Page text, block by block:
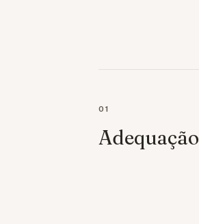
01
Adequação